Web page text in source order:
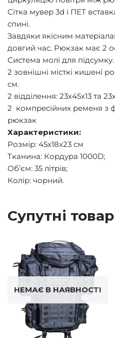
Сітка мувер 3d і ПЕТ
спині.
Завдяки якісним
довгий час. Рюкзак має 2
Система молі для підсумку.
2 зовнішні місткі кишені
см.
2 відділення: 23х45х13 та
2 компресійних ременя з
рюкзак
Характеристики:
Розмір: 45х18х23 см
Тканина: Кордура 1000D;
Об’єм: 35 літрів;
Колір: чорний.
Супутні
НЕМАЄ В НАЯВНОСТІ